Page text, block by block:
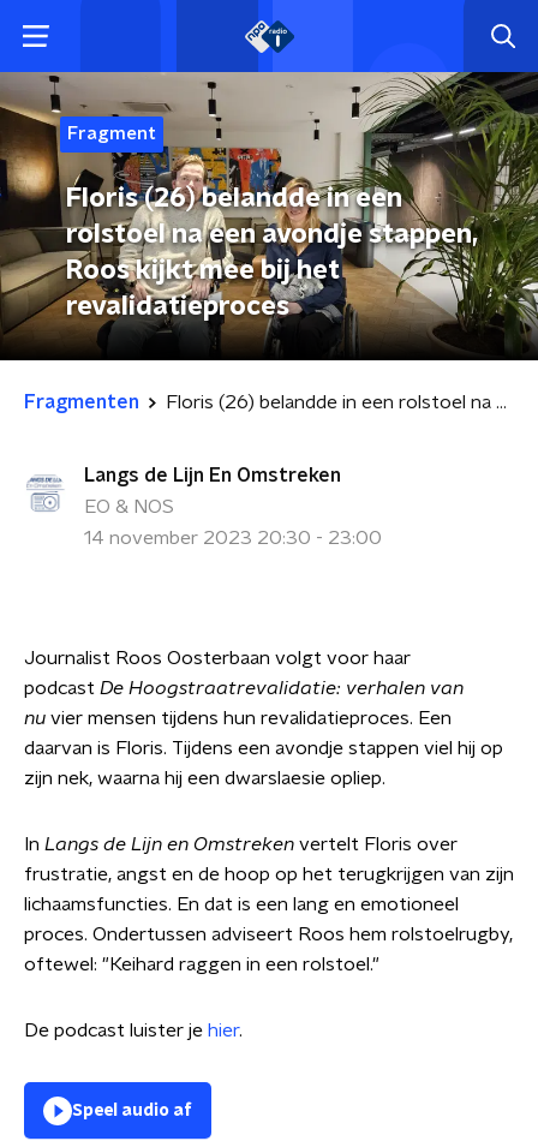
Fragment
Floris (26) belandde in een
rolstoel na een avondje stappen,
Roos kijkt mee bij het
revalidatieproces
Fragmenten Floris (26) belandde in een rolstoel na een avondje stappen, Roos kijkt mee bij het revalidatieproces
Langs de Lijn En Omstreken
EO & NOS
14 november 2023 20:30 - 23:00
Journalist Roos Oosterbaan volgt voor haar
podcast De Hoogstraatrevalidatie: verhalen van
nu vier mensen tijdens hun revalidatieproces. Een
daarvan is Floris. Tijdens een avondje stappen viel hij op
zijn nek, waarna hij een dwarslaesie opliep.
In Langs de Lijn en Omstreken vertelt Floris over
frustratie, angst en de hoop op het terugkrijgen van zijn
lichaamsfuncties. En dat is een lang en emotioneel
proces. Ondertussen adviseert Roos hem rolstoelrugby,
oftewel: "Keihard raggen in een rolstoel."
De podcast luister je hier.
Speel audio af